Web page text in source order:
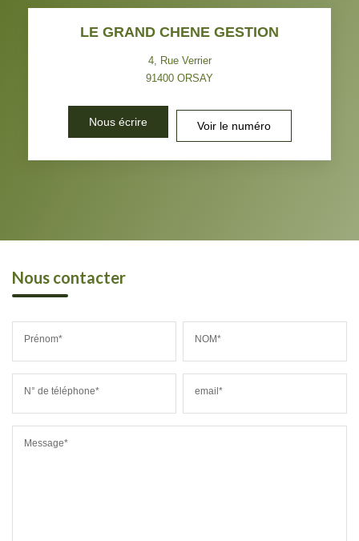
LE GRAND CHENE GESTION
4, Rue Verrier
91400 ORSAY
Nous écrire Voir le numéro
Nous contacter
Prénom* NOM*
N° de téléphone* email*
Message*